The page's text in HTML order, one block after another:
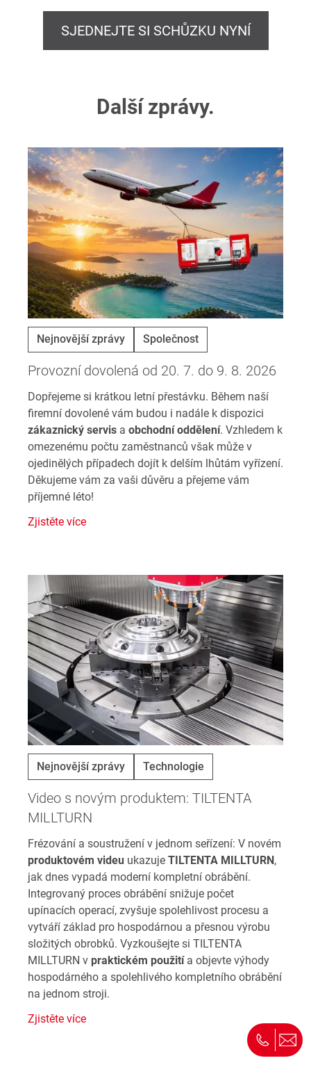
SJEDNEJTE SI SCHŮZKU NYNÍ
Další zprávy.
Nejnovější zprávy Společnost
Provozní dovolená od 20. 7. do 9. 8. 2026
Dopřejeme si krátkou letní přestávku. Během naší
firemní dovolené vám budou i nadále k dispozici
zákaznický servis a obchodní oddělení. Vzhledem k
omezenému počtu zaměstnanců však může v
ojedinělých případech dojít k delším lhůtám vyřízení.
Děkujeme vám za vaši důvěru a přejeme vám
příjemné léto!
Zjistěte více
Nejnovější zprávy Technologie
Video s novým produktem: TILTENTA
MILLTURN
Frézování a soustružení v jednom seřízení: V novém
produktovém videu ukazuje TILTENTA MILLTURN,
jak dnes vypadá moderní kompletní obrábění.
Integrovaný proces obrábění snižuje počet
upínacích operací, zvyšuje spolehlivost procesu a
vytváří základ pro hospodárnou a přesnou výrobu
složitých obrobků. Vyzkoušejte si TILTENTA
MILLTURN v praktickém použitía objevte výhody
hospodárného a spolehlivého kompletního obrábění
na jednom stroji.
Zjistěte více